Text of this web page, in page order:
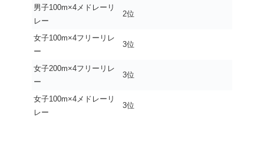
男子100m×4メドレーリ
レー
2位
女子100m×4フリーリレ
ー
3位
女子200m×4フリーリレ
ー
3位
女子100m×4メドレーリ
レー
3位